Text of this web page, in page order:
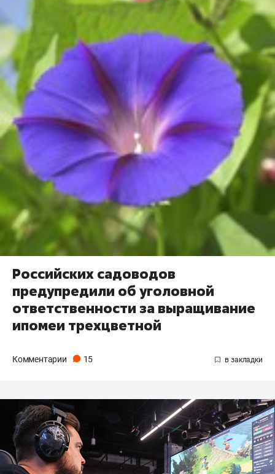
Российских садоводов
предупредили об уголовной
ответственности за выращивание
ипомеи трехцветной
Комментарии 15